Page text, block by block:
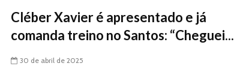
Cléber Xavier é apresentado e já
comanda treino no Santos: “Cheguei...
30 de abril de 2025